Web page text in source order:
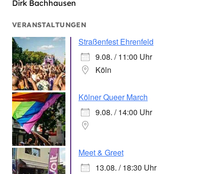
Dirk Bachhausen
VERANSTALTUNGEN
Straßenfest Ehrenfeld
9.08. / 11:00 Uhr
Köln
Kölner Queer March
9.08. / 14:00 Uhr
Meet & Greet
13.08. / 18:30 Uhr